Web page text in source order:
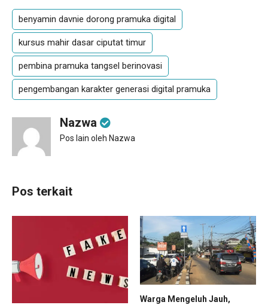
benyamin davnie dorong pramuka digital
kursus mahir dasar ciputat timur
pembina pramuka tangsel berinovasi
pengembangan karakter generasi digital pramuka
Nazwa
Pos lain oleh Nazwa
Pos terkait
Warga Mengeluh Jauh,